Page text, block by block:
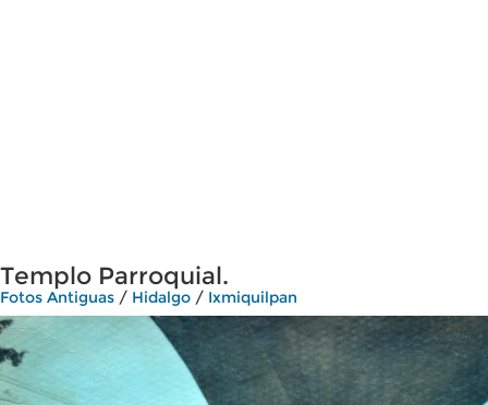
Templo Parroquial.
Fotos Antiguas / Hidalgo / Ixmiquilpan